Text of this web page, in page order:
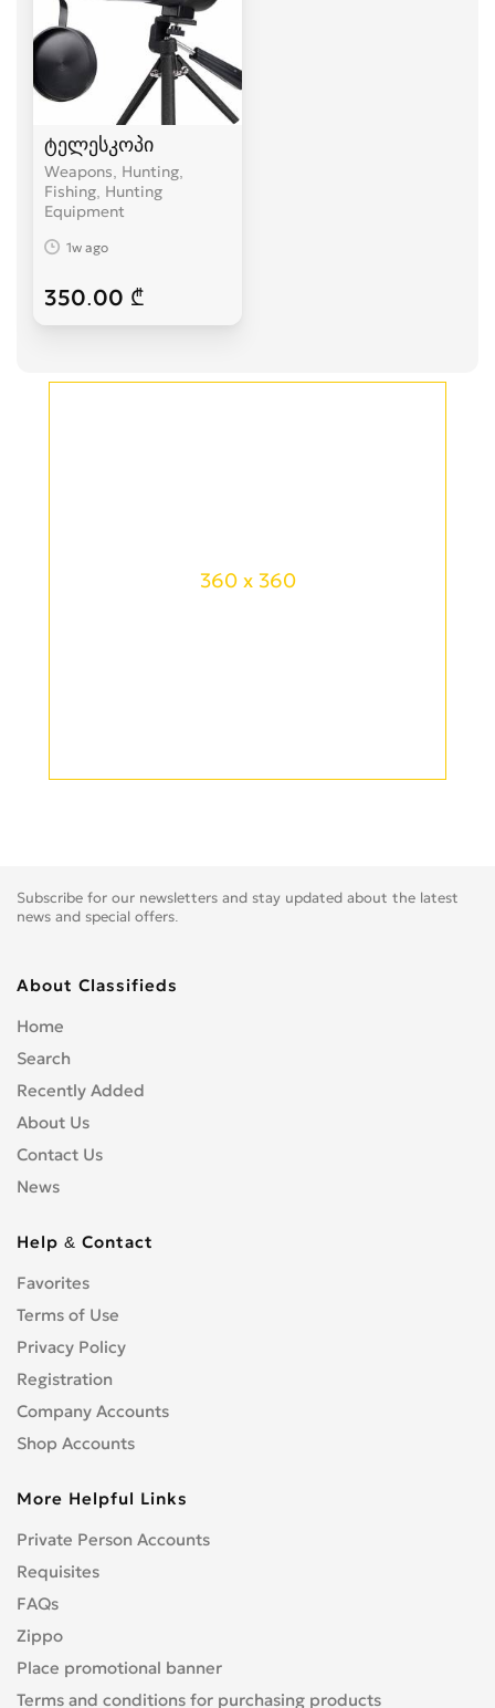
ტელესკოპი
Weapons, Hunting,
Fishing, Hunting
Equipment
1w ago
350.00 ₾
360 x 360
Subscribe for our newsletters and stay updated about the latest
news and special offers.
About Classifieds
Home
Search
Recently Added
About Us
Contact Us
News
Help & Contact
Favorites
Terms of Use
Privacy Policy
Registration
Company Accounts
Shop Accounts
More Helpful Links
Private Person Accounts
Requisites
FAQs
Zippo
Place promotional banner
Terms and conditions for purchasing products